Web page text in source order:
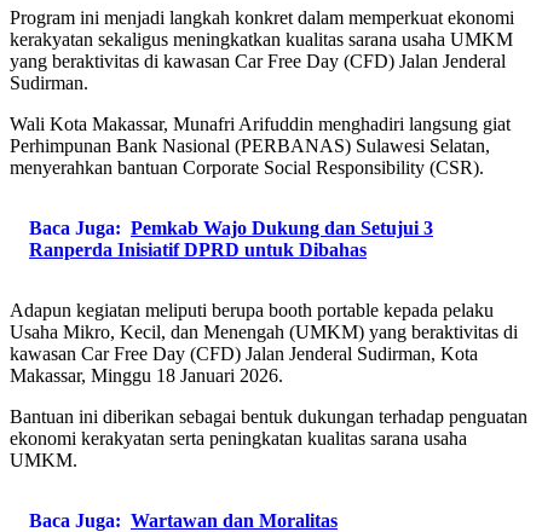
Program ini menjadi langkah konkret dalam memperkuat ekonomi
kerakyatan sekaligus meningkatkan kualitas sarana usaha UMKM
yang beraktivitas di kawasan Car Free Day (CFD) Jalan Jenderal
Sudirman.
Wali Kota Makassar, Munafri Arifuddin menghadiri langsung giat
Perhimpunan Bank Nasional (PERBANAS) Sulawesi Selatan,
menyerahkan bantuan Corporate Social Responsibility (CSR).
Baca Juga: Pemkab Wajo Dukung dan Setujui 3
Ranperda Inisiatif DPRD untuk Dibahas
Adapun kegiatan meliputi berupa booth portable kepada pelaku
Usaha Mikro, Kecil, dan Menengah (UMKM) yang beraktivitas di
kawasan Car Free Day (CFD) Jalan Jenderal Sudirman, Kota
Makassar, Minggu 18 Januari 2026.
Bantuan ini diberikan sebagai bentuk dukungan terhadap penguatan
ekonomi kerakyatan serta peningkatan kualitas sarana usaha
UMKM.
Baca Juga: Wartawan dan Moralitas